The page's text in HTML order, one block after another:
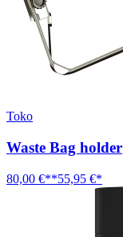
Toko
Waste Bag holder
80,00 €**55,95 €*